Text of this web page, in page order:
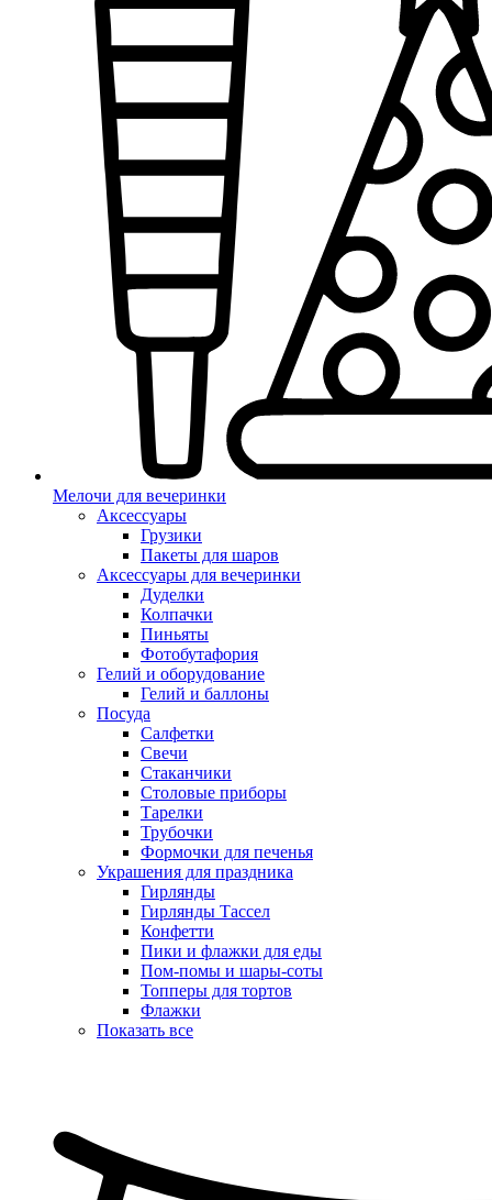
Мелочи для вечеринки
Аксессуары
Грузики
Пакеты для шаров
Аксессуары для вечеринки
Дуделки
Колпачки
Пиньяты
Фотобутафория
Гелий и оборудование
Гелий и баллоны
Посуда
Салфетки
Свечи
Стаканчики
Столовые приборы
Тарелки
Трубочки
Формочки для печенья
Украшения для праздника
Гирлянды
Гирлянды Тассел
Конфетти
Пики и флажки для еды
Пом-помы и шары-соты
Топперы для тортов
Флажки
Показать все